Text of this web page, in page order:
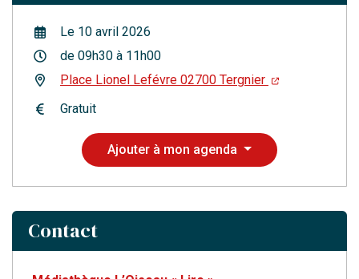
Le 10 avril 2026
de 09h30 à 11h00
Place Lionel Lefévre 02700 Tergnier
Gratuit
Ajouter à mon agenda
Contact